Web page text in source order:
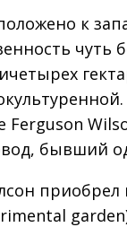
к
чуть
Ferguson
бывший